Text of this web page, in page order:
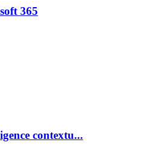
365
contextu...